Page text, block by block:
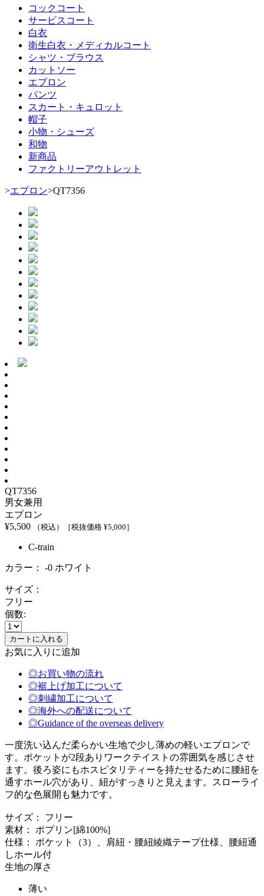
コックコート
サービスコート
白衣
衛生白衣・メディカルコート
シャツ・ブラウス
カットソー
エプロン
パンツ
スカート・キュロット
帽子
小物・シューズ
和物
新商品
ファクトリーアウトレット
>エプロン>QT7356
QT7356
男女兼用
エプロン
¥5,500 （税込） ［税抜価格 ¥5,000 ］
C-train
カラー： -0 ホワイト
サイズ：
フリー
個数:
お気に入りに追加
◎お買い物の流れ
◎裾上げ加工について
◎刺繍加工について
◎海外への配送について
◎Guidance of the overseas delivery
一度洗い込んだ柔らかい生地で少し薄めの軽いエプロンで
す。ポケットが2段ありワークテイストの雰囲気を感じさせ
ます。後ろ姿にもホスピタリティーを持たせるために腰紐を
通すホール穴があり、紐がすっきりと見えます。スローライ
フ的な色展開も魅力です。
サイズ： フリー
素材： ポプリン[綿100%]
仕様： ポケット（3）、肩紐・腰紐綾織テープ仕様、腰紐通
しホール付
生地の厚さ
薄い